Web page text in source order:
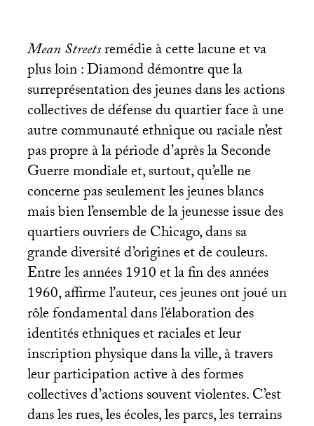
Mean Streetsremédie à cette lacune et va
plus loin : Diamond démontre que la
surreprésentation des jeunes dans les actions
collectives de défense du quartier face à une
autre communauté ethnique ou raciale n’est
pas propre à la période d’après la Seconde
Guerre mondiale et, surtout, qu’elle ne
concerne pas seulement les jeunes blancs
mais bien l’ensemble de la jeunesse issue des
quartiers ouvriers de Chicago, dans sa
grande diversité d’origines et de couleurs.
Entre les années 1910 et la fin des années
1960, affirme l’auteur, ces jeunes ont joué un
rôle fondamental dans l’élaboration des
identités ethniques et raciales et leur
inscription physique dans la ville, à travers
leur participation active à des formes
collectives d’actions souvent violentes. C’est
dans les rues, les écoles, les parcs, les terrains